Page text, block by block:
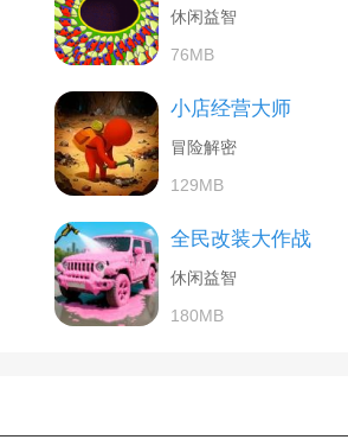
休闲益智
76MB
小店经营大师
冒险解密
129MB
全民改装大作战
休闲益智
180MB